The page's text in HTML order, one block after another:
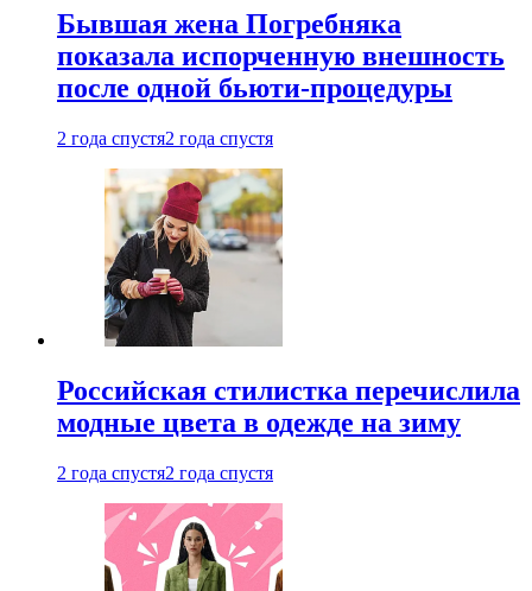
Бывшая жена Погребняка
показала испорченную внешность
после одной бьюти-процедуры
2 года спустя2 года спустя
Российская стилистка перечислила
модные цвета в одежде на зиму
2 года спустя2 года спустя